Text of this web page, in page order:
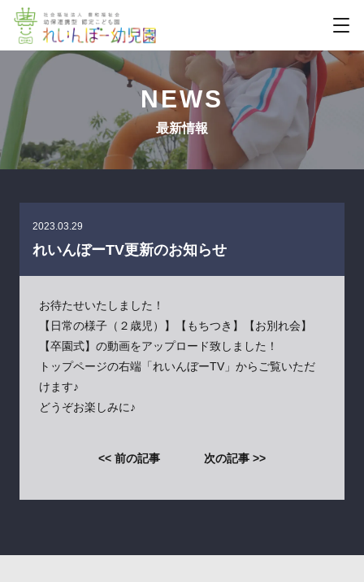
NEWS
最新情報
れいんぼーTV更新のお知らせ
2023.03.29
お待たせいたしました！
【日常の様子（２歳児）】【もちつき】【お別れ会】
【卒園式】の動画をアップロード致しました！
トップページの右端「れいんぼーTV」からご覧いただ
けます♪
どうぞお楽しみに♪
<< 前の記事 次の記事 >>